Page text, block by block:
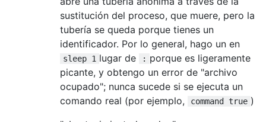
sustitución del proceso, que muere, pero la
tubería se queda porque tienes un
identificador. Por lo general, hago un en
sleep 1 lugar de : porque es ligeramente
picante, y obtengo un error de "archivo
ocupado"; nunca sucede si se ejecuta un
comando real (por ejemplo,
command true )